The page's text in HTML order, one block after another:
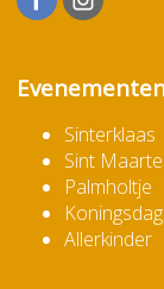
Sinterklaas
Sint
Palmholtje
Koningsdag
Allerkinder